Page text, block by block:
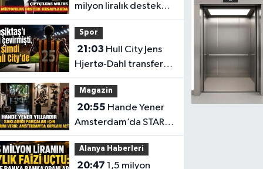
milyon liralık destek
ödemesi başladı
Spor
21:03
Hjertø-Dahl transferini
tamamladı
Magazin
20:55
Amsterdam’da STAR
Gene projesini hayata
geçirdi
Alanya Haberleri
20:47 1,5 milyon